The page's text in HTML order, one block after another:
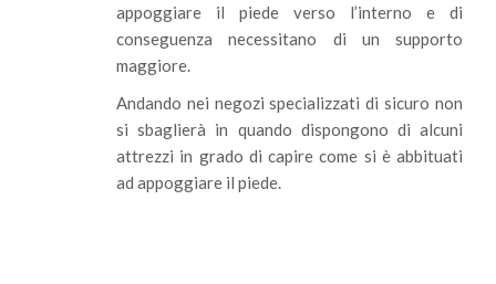
appoggiare il piede verso l’interno e di
conseguenza necessitano di un supporto
maggiore.
Andando nei negozi specializzati di sicuro non
si sbaglierà in quando dispongono di alcuni
attrezzi in grado di capire come si è abbituati
ad appoggiare il piede.